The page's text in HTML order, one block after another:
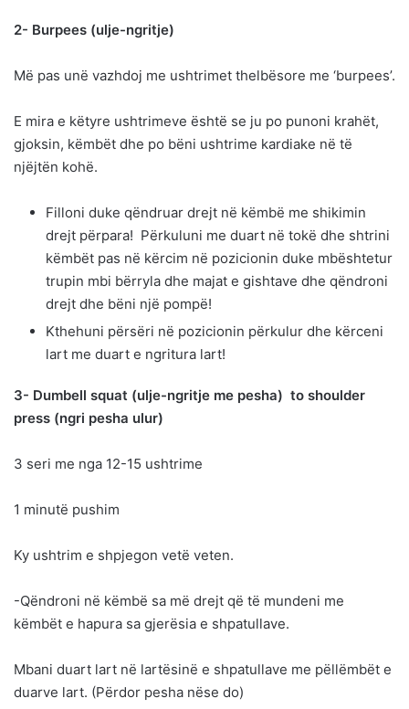
2- Burpees (ulje-ngritje)
Më pas unë vazhdoj me ushtrimet thelbësore me ‘burpees’.
E mira e këtyre ushtrimeve është se ju po punoni krahët,
gjoksin, këmbët dhe po bëni ushtrime kardiake në të
njëjtën kohë.
Filloni duke qëndruar drejt në këmbë me shikimin
drejt përpara! Përkuluni me duart në tokë dhe shtrini
këmbët pas në kërcim në pozicionin duke mbështetur
trupin mbi bërryla dhe majat e gishtave dhe qëndroni
drejt dhe bëni një pompë!
Kthehuni përsëri në pozicionin përkulur dhe kërceni
lart me duart e ngritura lart!
3- Dumbell squat (ulje-ngritje me pesha) to shoulder
press (ngri pesha ulur)
3 seri me nga 12-15 ushtrime
1 minutë pushim
Ky ushtrim e shpjegon vetë veten.
-Qëndroni në këmbë sa më drejt që të mundeni me
këmbët e hapura sa gjerësia e shpatullave.
Mbani duart lart në lartësinë e shpatullave me pëllëmbët e
duarve lart. (Përdor pesha nëse do)